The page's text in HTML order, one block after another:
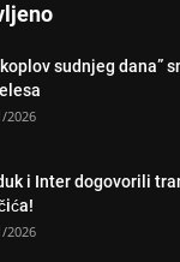
sudnjeg dana”
2026
i Inter dogovorili
2026